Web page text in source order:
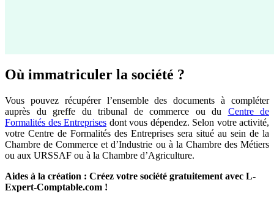
Où immatriculer la société ?
Vous pouvez récupérer l’ensemble des documents à compléter
auprès du greffe du tribunal de commerce ou du Centre de
Formalités des Entreprises dont vous dépendez. Selon votre activité,
votre Centre de Formalités des Entreprises sera situé au sein de la
Chambre de Commerce et d’Industrie ou à la Chambre des Métiers
ou aux URSSAF ou à la Chambre d’Agriculture.
Aides à la création : Créez votre société gratuitement avec L-
Expert-Comptable.com !